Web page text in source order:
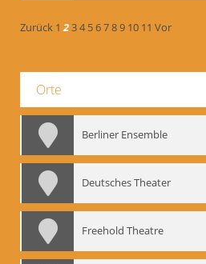
Zurück 1 234 56789 10 11 Vor
Orte
Berliner Ensemble
Deutsches Theater
Freehold Theatre